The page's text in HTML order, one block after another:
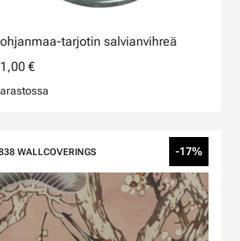
tarjotin salvianvihreä
€
WALLCOVERINGS -17%